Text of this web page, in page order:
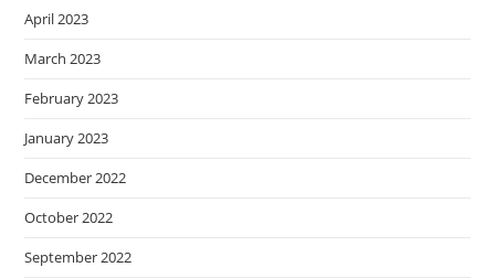
April 2023
March 2023
February 2023
January 2023
December 2022
October 2022
September 2022